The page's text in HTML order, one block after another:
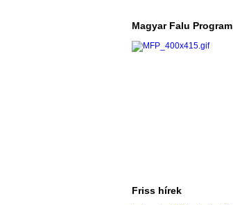
Magyar Falu Program
Friss hírek